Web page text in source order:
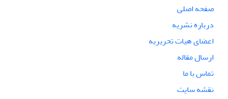
صفحه اصلی
درباره نشریه
اعضای هیات تحریریه
ارسال مقاله
تماس با ما
نقشه سایت